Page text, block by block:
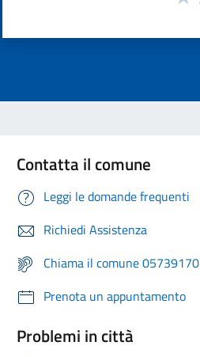
Contatta il comune
Leggi le domande frequenti
Richiedi Assistenza
Chiama il comune 05739170
Prenota un appuntamento
Problemi in città